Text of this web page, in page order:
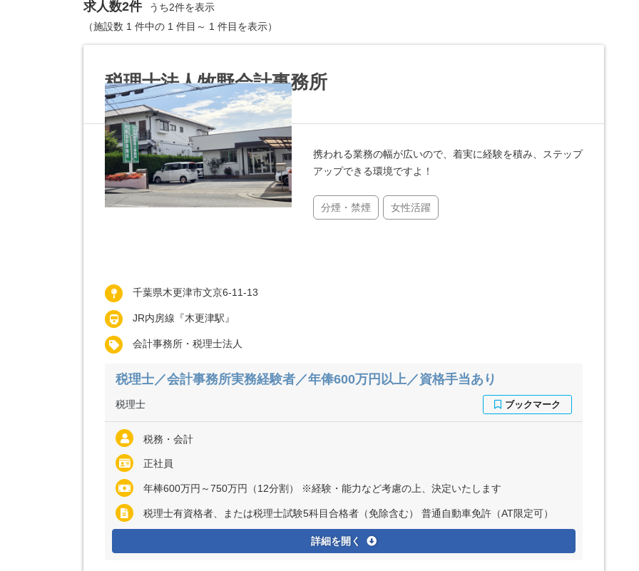
求人数2件
うち2件を表示
（施設数 1 件中の 1 件目～ 1 件目を表示）
税理士法人牧野会計事務所
携われる業務の幅が広いので、着実に経験を積み、ステップ
アップできる環境ですよ！
分煙・禁煙 女性活躍
千葉県木更津市文京6-11-13
JR内房線『木更津駅』
会計事務所・税理士法人
税理士／会計事務所実務経験者／年俸600万円以上／資格手当あり
税理士
税務・会計
正社員
年棒600万円～750万円（12分割） ※経験・能力など考慮の上、決定いたします
税理士有資格者、または税理士試験5科目合格者（免除含む） 普通自動車免許（AT限定可）
詳細を開く